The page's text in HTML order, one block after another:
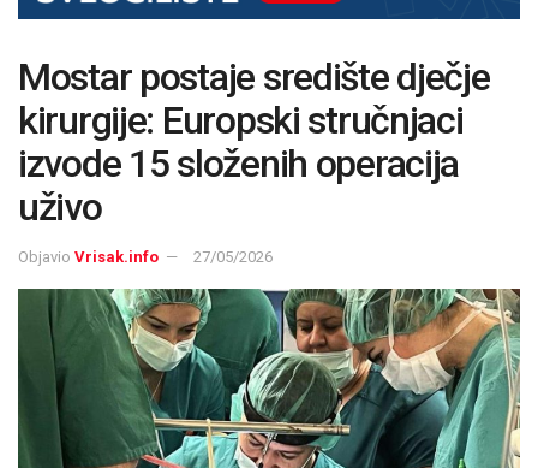
Mostar postaje središte dječje
kirurgije: Europski stručnjaci
izvode 15 složenih operacija
uživo
Objavio Vrisak.info 27/05/2026